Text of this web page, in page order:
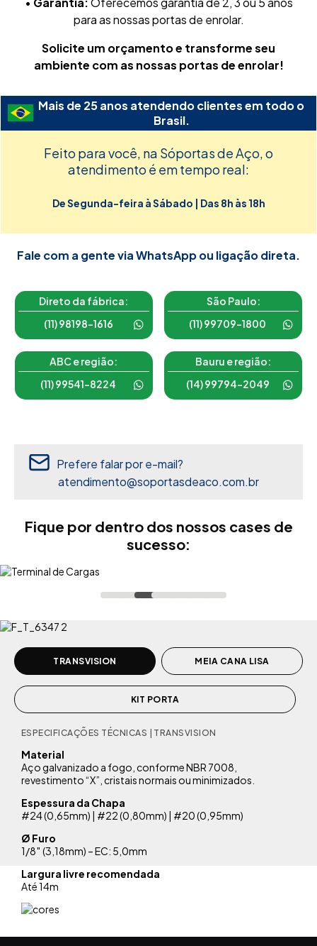
para as nossas portas de enrolar.
Solicite um orçamento e transforme seu
ambiente com as nossas portas de enrolar!
Mais de 25 anos atendendo clientes em todo o
Brasil.
Feito para você, na Sóportas de Aço, o
atendimento é em tempo real:
De Segunda-feira à Sábado | Das 8h às 18h
Fale com a gente via WhatsApp ou ligação direta.
Direto da fábrica:
(11) 98198-1616
São Paulo:
(11) 99709-1800
ABC e região:
(11) 99541-8224
Bauru e região:
(14) 99794-2049
Prefere falar por e-mail?
atendimento@soportasdeaco.com.br
Fique por dentro dos nossos cases de
sucesso:
1 2 3 4 5 6 7
TRANSVISION MEIA CANA LISA
KIT PORTA
ESPECIFICAÇÕES TÉCNICAS | TRANSVISION
Material
Aço galvanizado a fogo, conforme NBR 7008,
revestimento “X”, cristais normais ou minimizados.
Espessura da Chapa
#24 (0,65mm) | #22 (0,80mm) | #20 (0,95mm)
Ø Furo
1/8″ (3,18mm) – EC: 5,0mm
Largura livre recomendada
Até 14m